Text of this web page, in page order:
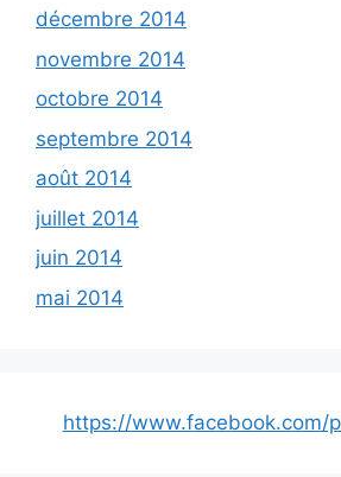
décembre 2014
novembre 2014
octobre 2014
septembre 2014
août 2014
juillet 2014
juin 2014
mai 2014
https://www.facebook.com/